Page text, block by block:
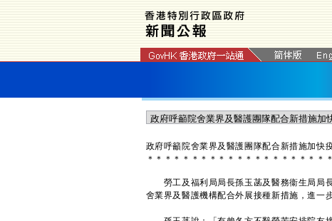
政府呼籲院舍業界及醫護團隊配合新措施加快
＊ ＊ ＊ ＊ ＊ ＊ ＊ ＊ ＊ ＊ ＊ ＊ ＊ ＊ ＊ ＊ ＊ ＊ ＊ ＊ ＊
勞工及福利局局長孫玉菡及醫務衞生局局長
舍業界及醫護機構配合外展接種新措施，進一